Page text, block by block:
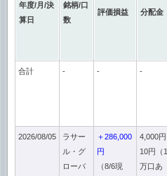
年度/月/決
算日
銘柄/口
数
評価損益 分配金
合計 - - -
2026/08/05
ラサー
ル・グ
ローバ
＋286,000
円
（8/6現
4,000円
10円（1
万口あ